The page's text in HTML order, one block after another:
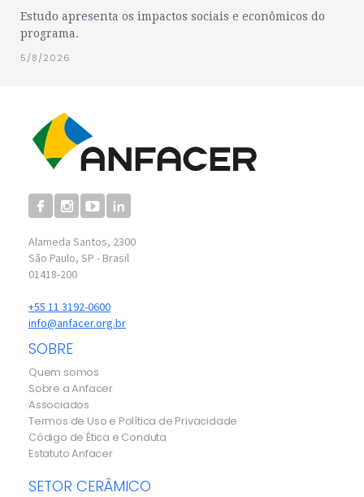
Estudo apresenta os impactos sociais e econômicos do
programa.
5/8/2026
Alameda Santos, 2300
São Paulo, SP - Brasil
01418-200
+55 11 3192-0600
info@anfacer.org.br
SOBRE
Quem somos
Sobre a Anfacer
Associados
Termos de Uso e Política de Privacidade
Código de Ética e Conduta
Estatuto Anfacer
SETOR CERÂMICO